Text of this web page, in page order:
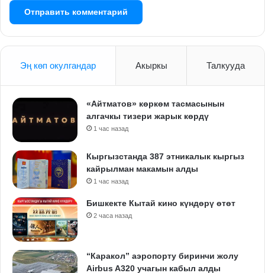
Эң көп окулгандар Акыркы Талкууда
«Айтматов» көркөм тасмасынын
алгачкы тизери жарык көрдү
1 час назад
Кыргызстанда 387 этникалык кыргыз
кайрылман макамын алды
1 час назад
Бишкекте Кытай кино күндөрү өтөт
2 часа назад
“Каракол” аэропорту биринчи жолу
Airbus A320 учагын кабыл алды